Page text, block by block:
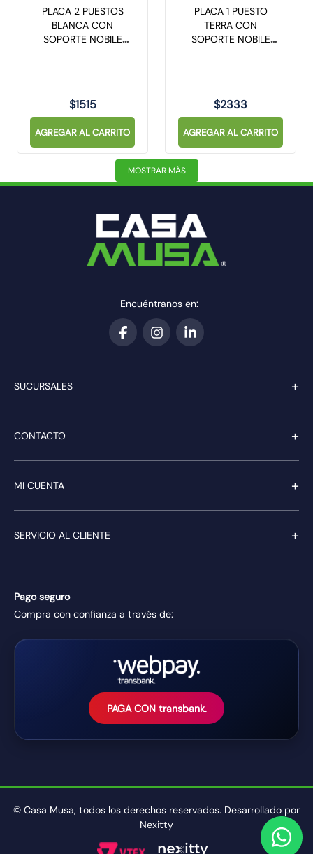
PLACA 2 PUESTOS
BLANCA CON
SOPORTE NOBILE
$1515
AGREGAR AL CARRITO
PLACA 1 PUESTO
TERRA CON
SOPORTE NOBILE
$2333
AGREGAR AL CARRITO
MOSTRAR MÁS
Encuéntranos en:
SUCURSALES +
CONTACTO +
MI CUENTA +
SERVICIO AL CLIENTE +
Pago seguro
Compra con confianza a través de:
PAGA CON transbank.
© Casa Musa, todos los derechos reservados. Desarrollado por
Nexitty